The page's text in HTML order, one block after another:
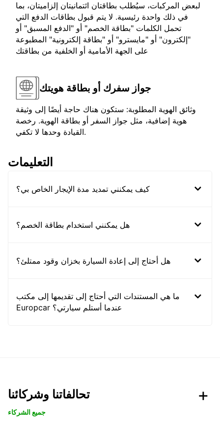
لبعض المركبات، سيُطلب بطاقتان ائتمانيتان إلزاميتان، بما
في ذلك واحدة رئيسية. لا يتم قبول بطاقات الدفع التي
تحمل الكلمات "بطاقة الخصم" أو "الدفع المسبق" أو
"إلكترون" أو "مايسترو" أو "بطاقة إلكترونية" المطبوعة
على الجهة الأمامية أو الخلفية من بطاقتك
جواز سفرك أو بطاقة هويتك
وثائق الهوية المطلوبة: ستكون هناك حاجة أيضًا إلى وثيقة
هوية إضافية، مثل جواز السفر أو بطاقة الهوية. رخصة
القيادة وحدها لا تكفي.
التعليمات
كيف يمكنني تمديد مدة الإيجار الخاص بي؟
هل يمكنني استخدام بطاقة الخصم؟
هل أحتاج إلى إعادة السيارة بخزان وقود ممتلئ؟
ما هي المستندات التي أحتاج إلى تقديمها إلى مكتب
Europcar عندما أستلم سيارتي؟
تحالفاتنا وشركائنا
جميع الشركاء